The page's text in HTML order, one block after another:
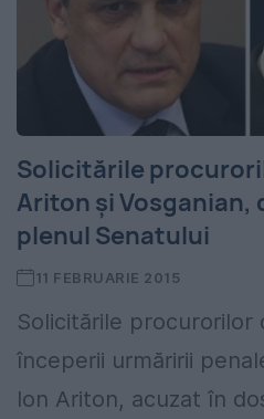
Solicitările
Ariton şi Vosganian,
plenul Senatului
11 FEBRUARIE 2015
Solicitările procurorilor
începerii urmăririi
Ion Ariton, acuzat în